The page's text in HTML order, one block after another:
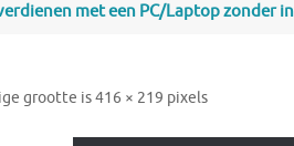
met een PC/Laptop zonder
grootte is416 × 219 pixels